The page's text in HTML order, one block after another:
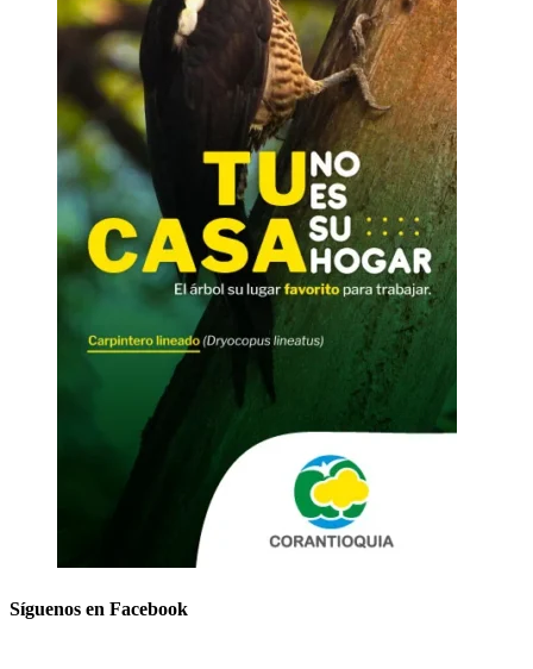
Síguenos en Facebook